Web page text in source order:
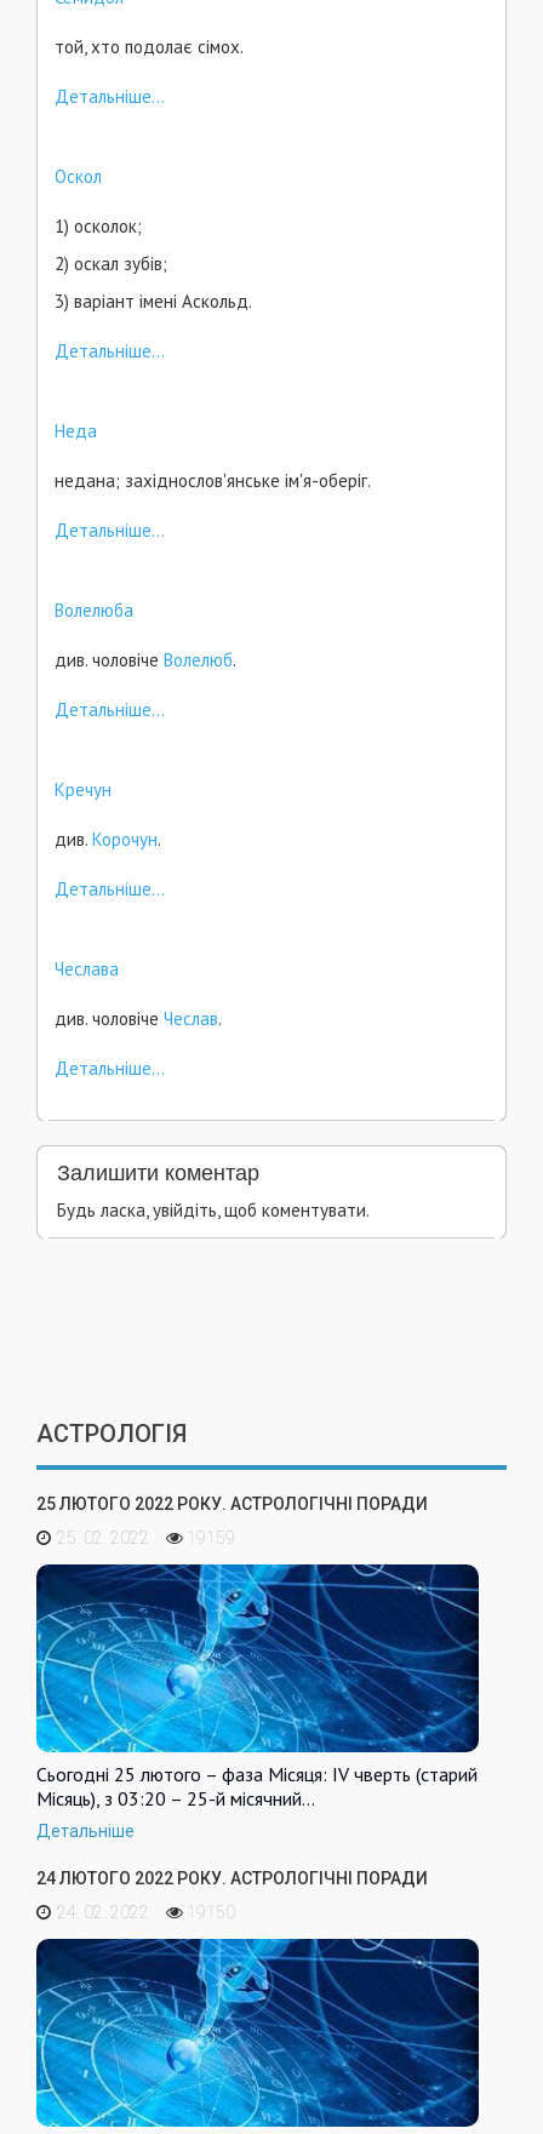
той, хто подолає сімох.
Детальніше...
Оскол
1) осколок;
2) оскал зубів;
3) варіант імені Аскольд.
Детальніше...
Неда
недана; західнослов'янське ім'я-оберіг.
Детальніше...
Волелюба
див. чоловіче Волелюб.
Детальніше...
Кречун
див. Корочун.
Детальніше...
Чеслава
див. чоловіче Чеслав.
Детальніше...
Залишити коментар
Будь ласка, увійдіть, щоб коментувати.
АСТРОЛОГІЯ
25 ЛЮТОГО 2022 РОКУ. АСТРОЛОГІЧНІ ПОРАДИ
25. 02. 2022
19159
Сьогодні 25 лютого – фаза Місяця: IV чверть (старий
Місяць), з 03:20 – 25-й місячний…
Детальніше
24 ЛЮТОГО 2022 РОКУ. АСТРОЛОГІЧНІ ПОРАДИ
24. 02. 2022
19150